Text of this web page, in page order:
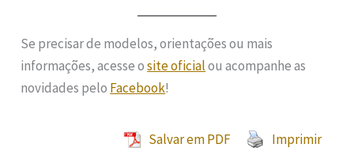
Se precisar de modelos, orientações ou mais
informações, acesse osite oficialou acompanhe as
novidades pelo Facebook!
Salvar em PDF Imprimir